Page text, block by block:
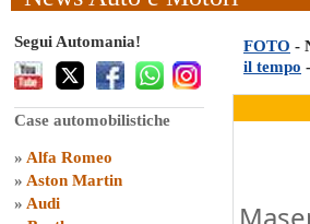
Segui Automania!
Case automobilistiche
» Alfa Romeo
» Aston Martin
» Audi
FOTO -
il tempo